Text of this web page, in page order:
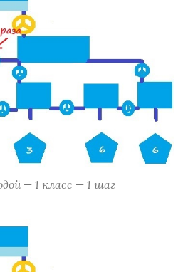
— 1 класс — 1 шаг